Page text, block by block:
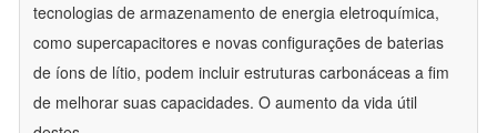
tecnologias de armazenamento de energia eletroquímica,
como supercapacitores e novas configurações de baterias
de íons de lítio, podem incluir estruturas carbonáceas a fim
de melhorar suas capacidades. O aumento da vida útil